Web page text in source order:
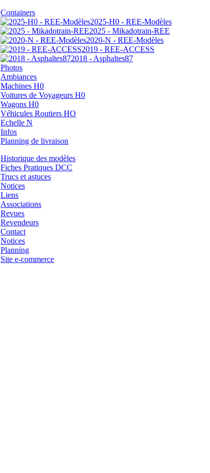
Containers
2025-H0 - REE-Modèles
2025 - Mikadotrain-REE
2020-N - REE-Modèles
2019 - REE-ACCESS
2018 - Asphaltes87
Photos
Ambiances
Machines H0
Voitures de Voyageurs H0
Wagons H0
Véhicules Routiers HO
Echelle N
Infos
Planning de livraison
Historique des modèles
Fiches Pratiques DCC
Trucs et astuces
Notices
Liens
Associations
Revues
Revendeurs
Contact
Notices
Planning
Site e-commerce